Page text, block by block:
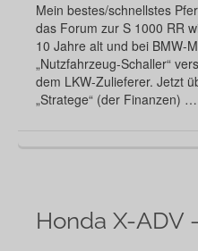
Mein bestes/schnellstes
das Forum zur S 1000 RR
10 Jahre alt und bei BMW-
„Nutzfahrzeug-Schaller“
dem LKW-Zulieferer. Jetzt
„Stratege“ (der Finanzen) …
Honda X-ADV